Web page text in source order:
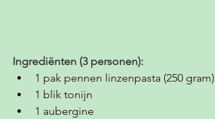
Ingrediënten (3 personen):
1 pak pennen linzenpasta (250 gram)
1 blik tonijn
1 aubergine